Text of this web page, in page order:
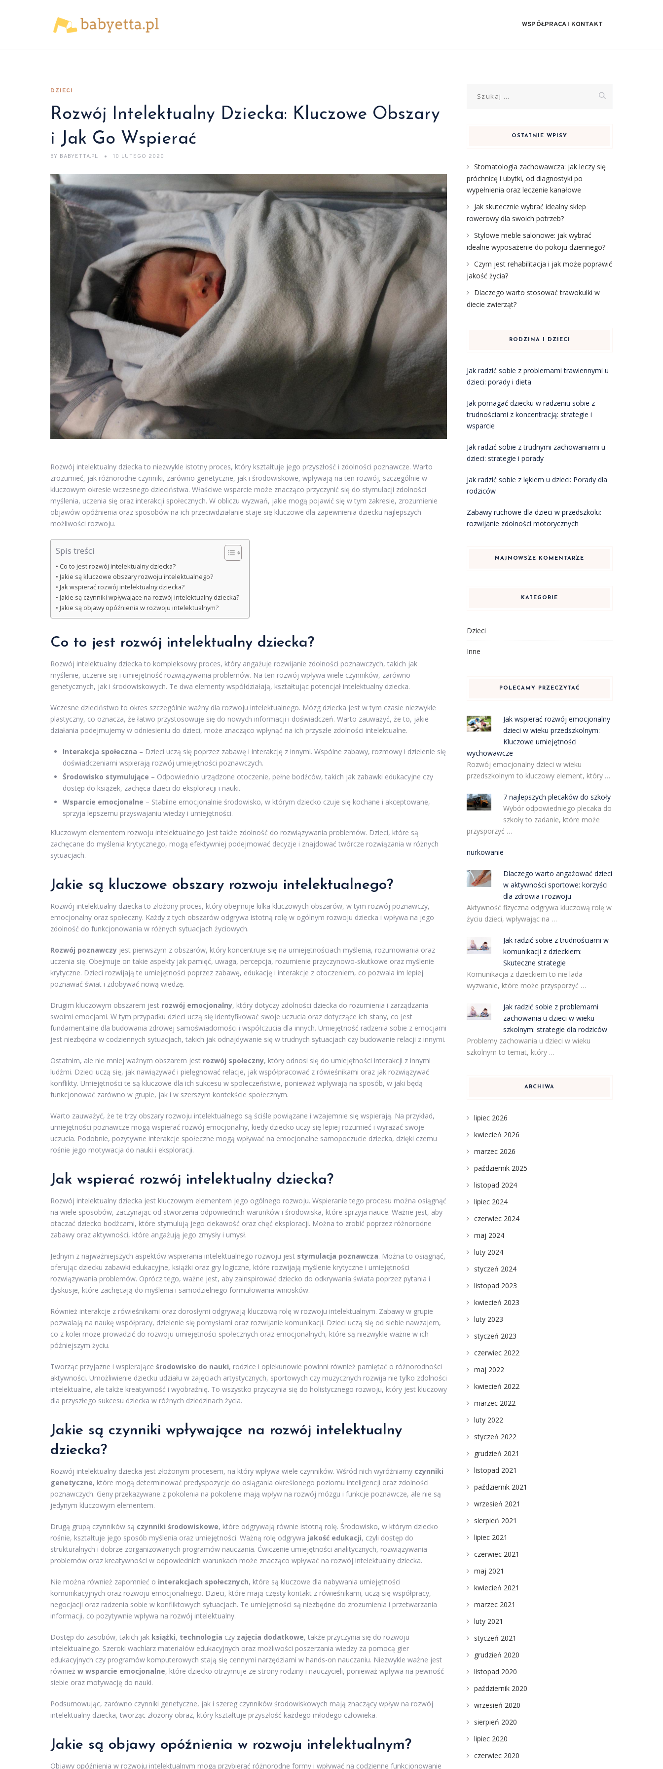
WSPÓŁPRACA I KONTAKT
DZIECI
Rozwój Intelektualny Dziecka: Kluczowe Obszary
i Jak Go Wspierać
BY BABYETTA.PL 10 LUTEGO 2020
Rozwój intelektualny dziecka to niezwykle istotny proces, który kształtuje jego przyszłość i zdolności poznawcze. Warto
zrozumieć, jak różnorodne czynniki, zarówno genetyczne, jak i środowiskowe, wpływają na ten rozwój, szczególnie w
kluczowym okresie wczesnego dzieciństwa. Właściwe wsparcie może znacząco przyczynić się do stymulacji zdolności
myślenia, uczenia się oraz interakcji społecznych. W obliczu wyzwań, jakie mogą pojawić się w tym zakresie, zrozumienie
objawów opóźnienia oraz sposobów na ich przeciwdziałanie staje się kluczowe dla zapewnienia dziecku najlepszych
możliwości rozwoju.
Spis treści
Co to jest rozwój intelektualny dziecka?
Jakie są kluczowe obszary rozwoju intelektualnego?
Jak wspierać rozwój intelektualny dziecka?
Jakie są czynniki wpływające na rozwój intelektualny dziecka?
Jakie są objawy opóźnienia w rozwoju intelektualnym?
Co to jest rozwój intelektualny dziecka?
Rozwój intelektualny dziecka to kompleksowy proces, który angażuje rozwijanie zdolności poznawczych, takich jak
myślenie, uczenie się i umiejętność rozwiązywania problemów. Na ten rozwój wpływa wiele czynników, zarówno
genetycznych, jak i środowiskowych. Te dwa elementy współdziałają, kształtując potencjał intelektualny dziecka.
Wczesne dzieciństwo to okres szczególnie ważny dla rozwoju intelektualnego. Mózg dziecka jest w tym czasie niezwykle
plastyczny, co oznacza, że łatwo przystosowuje się do nowych informacji i doświadczeń. Warto zauważyć, że to, jakie
działania podejmujemy w odniesieniu do dzieci, może znacząco wpłynąć na ich przyszłe zdolności intelektualne.
Interakcja społeczna – Dzieci uczą się poprzez zabawę i interakcję z innymi. Wspólne zabawy, rozmowy i dzielenie się
doświadczeniami wspierają rozwój umiejętności poznawczych.
Środowisko stymulujące – Odpowiednio urządzone otoczenie, pełne bodźców, takich jak zabawki edukacyjne czy
dostęp do książek, zachęca dzieci do eksploracji i nauki.
Wsparcie emocjonalne – Stabilne emocjonalnie środowisko, w którym dziecko czuje się kochane i akceptowane,
sprzyja lepszemu przyswajaniu wiedzy i umiejętności.
Kluczowym elementem rozwoju intelektualnego jest także zdolność do rozwiązywania problemów. Dzieci, które są
zachęcane do myślenia krytycznego, mogą efektywniej podejmować decyzje i znajdować twórcze rozwiązania w różnych
sytuacjach.
Jakie są kluczowe obszary rozwoju intelektualnego?
Rozwój intelektualny dziecka to złożony proces, który obejmuje kilka kluczowych obszarów, w tym rozwój poznawczy,
emocjonalny oraz społeczny. Każdy z tych obszarów odgrywa istotną rolę w ogólnym rozwoju dziecka i wpływa na jego
zdolność do funkcjonowania w różnych sytuacjach życiowych.
Rozwój poznawczy jest pierwszym z obszarów, który koncentruje się na umiejętnościach myślenia, rozumowania oraz
uczenia się. Obejmuje on takie aspekty jak pamięć, uwaga, percepcja, rozumienie przyczynowo-skutkowe oraz myślenie
krytyczne. Dzieci rozwijają te umiejętności poprzez zabawę, edukację i interakcje z otoczeniem, co pozwala im lepiej
poznawać świat i zdobywać nową wiedzę.
Drugim kluczowym obszarem jest rozwój emocjonalny, który dotyczy zdolności dziecka do rozumienia i zarządzania
swoimi emocjami. W tym przypadku dzieci uczą się identyfikować swoje uczucia oraz dotyczące ich stany, co jest
fundamentalne dla budowania zdrowej samoświadomości i współczucia dla innych. Umiejętność radzenia sobie z emocjami
jest niezbędna w codziennych sytuacjach, takich jak odnajdywanie się w trudnych sytuacjach czy budowanie relacji z innymi.
Ostatnim, ale nie mniej ważnym obszarem jest rozwój społeczny, który odnosi się do umiejętności interakcji z innymi
ludźmi. Dzieci uczą się, jak nawiązywać i pielęgnować relacje, jak współpracować z rówieśnikami oraz jak rozwiązywać
konflikty. Umiejętności te są kluczowe dla ich sukcesu w społeczeństwie, ponieważ wpływają na sposób, w jaki będą
funkcjonować zarówno w grupie, jak i w szerszym kontekście społecznym.
Warto zauważyć, że te trzy obszary rozwoju intelektualnego są ściśle powiązane i wzajemnie się wspierają. Na przykład,
umiejętności poznawcze mogą wspierać rozwój emocjonalny, kiedy dziecko uczy się lepiej rozumieć i wyrażać swoje
uczucia. Podobnie, pozytywne interakcje społeczne mogą wpływać na emocjonalne samopoczucie dziecka, dzięki czemu
rośnie jego motywacja do nauki i eksploracji.
Jak wspierać rozwój intelektualny dziecka?
Rozwój intelektualny dziecka jest kluczowym elementem jego ogólnego rozwoju. Wspieranie tego procesu można osiągnąć
na wiele sposobów, zaczynając od stworzenia odpowiednich warunków i środowiska, które sprzyja nauce. Ważne jest, aby
otaczać dziecko bodźcami, które stymulują jego ciekawość oraz chęć eksploracji. Można to zrobić poprzez różnorodne
zabawy oraz aktywności, które angażują jego zmysły i umysł.
Jednym z najważniejszych aspektów wspierania intelektualnego rozwoju jest stymulacja poznawcza. Można to osiągnąć,
oferując dziecku zabawki edukacyjne, książki oraz gry logiczne, które rozwijają myślenie krytyczne i umiejętności
rozwiązywania problemów. Oprócz tego, ważne jest, aby zainspirować dziecko do odkrywania świata poprzez pytania i
dyskusje, które zachęcają do myślenia i samodzielnego formułowania wniosków.
Również interakcje z rówieśnikami oraz dorosłymi odgrywają kluczową rolę w rozwoju intelektualnym. Zabawy w grupie
pozwalają na naukę współpracy, dzielenie się pomysłami oraz rozwijanie komunikacji. Dzieci uczą się od siebie nawzajem,
co z kolei może prowadzić do rozwoju umiejętności społecznych oraz emocjonalnych, które są niezwykle ważne w ich
późniejszym życiu.
Tworząc przyjazne i wspierające środowisko do nauki, rodzice i opiekunowie powinni również pamiętać o różnorodności
aktywności. Umożliwienie dziecku udziału w zajęciach artystycznych, sportowych czy muzycznych rozwija nie tylko zdolności
intelektualne, ale także kreatywność i wyobraźnię. To wszystko przyczynia się do holistycznego rozwoju, który jest kluczowy
dla przyszłego sukcesu dziecka w różnych dziedzinach życia.
Jakie są czynniki wpływające na rozwój intelektualny
dziecka?
Rozwój intelektualny dziecka jest złożonym procesem, na który wpływa wiele czynników. Wśród nich wyróżniamy czynniki
genetyczne, które mogą determinować predyspozycje do osiągania określonego poziomu inteligencji oraz zdolności
poznawczych. Geny przekazywane z pokolenia na pokolenie mają wpływ na rozwój mózgu i funkcje poznawcze, ale nie są
jedynym kluczowym elementem.
Drugą grupą czynników są czynniki środowiskowe, które odgrywają równie istotną rolę. Środowisko, w którym dziecko
rośnie, kształtuje jego sposób myślenia oraz umiejętności. Ważną rolę odgrywa jakość edukacji, czyli dostęp do
strukturalnych i dobrze zorganizowanych programów nauczania. Ćwiczenie umiejętności analitycznych, rozwiązywania
problemów oraz kreatywności w odpowiednich warunkach może znacząco wpływać na rozwój intelektualny dziecka.
Nie można również zapomnieć o interakcjach społecznych, które są kluczowe dla nabywania umiejętności
komunikacyjnych oraz rozwoju emocjonalnego. Dzieci, które mają częsty kontakt z rówieśnikami, uczą się współpracy,
negocjacji oraz radzenia sobie w konfliktowych sytuacjach. Te umiejętności są niezbędne do zrozumienia i przetwarzania
informacji, co pozytywnie wpływa na rozwój intelektualny.
Dostęp do zasobów, takich jak książki, technologia czy zajęcia dodatkowe, także przyczynia się do rozwoju
intelektualnego. Szeroki wachlarz materiałów edukacyjnych oraz możliwości poszerzania wiedzy za pomocą gier
edukacyjnych czy programów komputerowych stają się cennymi narzędziami w hands-on nauczaniu. Niezwykle ważne jest
również w wsparcie emocjonalne, które dziecko otrzymuje ze strony rodziny i nauczycieli, ponieważ wpływa na pewność
siebie oraz motywację do nauki.
Podsumowując, zarówno czynniki genetyczne, jak i szereg czynników środowiskowych mają znaczący wpływ na rozwój
intelektualny dziecka, tworząc złożony obraz, który kształtuje przyszłość każdego młodego człowieka.
Jakie są objawy opóźnienia w rozwoju intelektualnym?
Objawy opóźnienia w rozwoju intelektualnym mogą przybierać różnorodne formy i wpływać na codzienne funkcjonowanie
OSTATNIE WPISY
Stomatologia zachowawcza: jak leczy się
próchnicę i ubytki, od diagnostyki po
wypełnienia oraz leczenie kanałowe
Jak skutecznie wybrać idealny sklep
rowerowy dla swoich potrzeb?
Stylowe meble salonowe: jak wybrać
idealne wyposażenie do pokoju dziennego?
Czym jest rehabilitacja i jak może poprawić
jakość życia?
Dlaczego warto stosować trawokulki w
diecie zwierząt?
RODZINA I DZIECI
Jak radzić sobie z problemami trawiennymi u
dzieci: porady i dieta
Jak pomagać dziecku w radzeniu sobie z
trudnościami z koncentracją: strategie i
wsparcie
Jak radzić sobie z trudnymi zachowaniami u
dzieci: strategie i porady
Jak radzić sobie z lękiem u dzieci: Porady dla
rodziców
Zabawy ruchowe dla dzieci w przedszkolu:
rozwijanie zdolności motorycznych
NAJNOWSZE KOMENTARZE
KATEGORIE
Dzieci
Inne
POLECAMY PRZECZYTAĆ
Jak wspierać rozwój emocjonalny
dzieci w wieku przedszkolnym:
Kluczowe umiejętności
wychowawcze
Rozwój emocjonalny dzieci w wieku
przedszkolnym to kluczowy element, który …
7 najlepszych plecaków do szkoły
Wybór odpowiedniego plecaka do
szkoły to zadanie, które może
przysporzyć …
nurkowanie
Dlaczego warto angażować dzieci
w aktywności sportowe: korzyści
dla zdrowia i rozwoju
Aktywność fizyczna odgrywa kluczową rolę w
życiu dzieci, wpływając na …
Jak radzić sobie z trudnościami w
komunikacji z dzieckiem:
Skuteczne strategie
Komunikacja z dzieckiem to nie lada
wyzwanie, które może przysporzyć …
Jak radzić sobie z problemami
zachowania u dzieci w wieku
szkolnym: strategie dla rodziców
Problemy zachowania u dzieci w wieku
szkolnym to temat, który …
ARCHIWA
lipiec 2026
kwiecień 2026
marzec 2026
październik 2025
listopad 2024
lipiec 2024
czerwiec 2024
maj 2024
luty 2024
styczeń 2024
listopad 2023
kwiecień 2023
luty 2023
styczeń 2023
czerwiec 2022
maj 2022
kwiecień 2022
marzec 2022
luty 2022
styczeń 2022
grudzień 2021
listopad 2021
październik 2021
wrzesień 2021
sierpień 2021
lipiec 2021
czerwiec 2021
maj 2021
kwiecień 2021
marzec 2021
luty 2021
styczeń 2021
grudzień 2020
listopad 2020
październik 2020
wrzesień 2020
sierpień 2020
lipiec 2020
czerwiec 2020